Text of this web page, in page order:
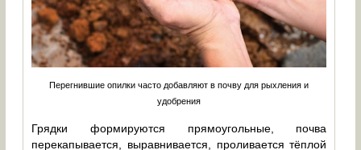
Перегнившие опилки часто добавляют в почву для рыхления и
удобрения
Грядки формируются прямоугольные, почва
перекапывается, выравнивается, проливается тёплой